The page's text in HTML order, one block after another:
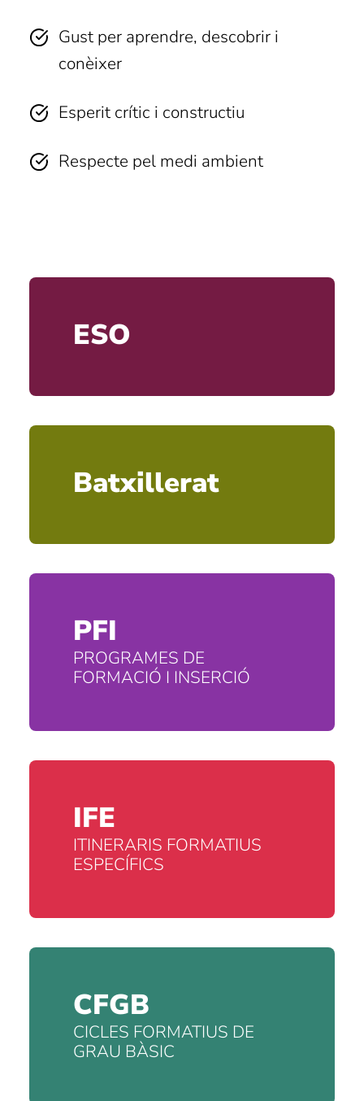
Gust per aprendre, descobrir i
conèixer
Esperit crític i constructiu
Respecte pel medi ambient
ESO
Batxillerat
PFI
PROGRAMES DE
FORMACIÓ I INSERCIÓ
IFE
ITINERARIS FORMATIUS
ESPECÍFICS
CFGB
CICLES FORMATIUS DE
GRAU BÀSIC